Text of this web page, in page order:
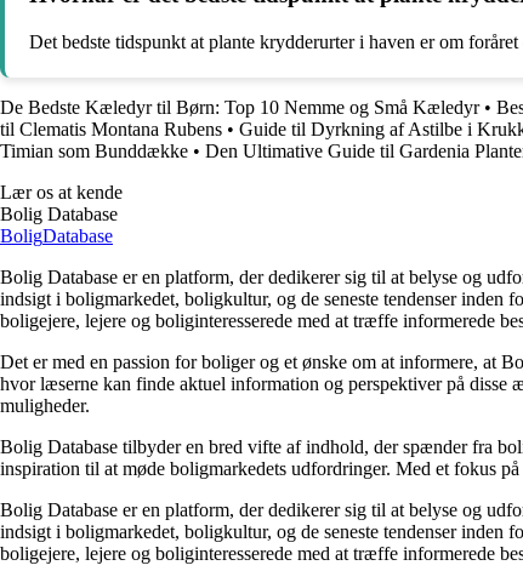
Det bedste tidspunkt at plante krydderurter i haven er om
De Bedste Kæledyr til Børn: Top 10 Nemme og Små Kæledyr•
til Clematis Montana Rubens • Guide til Dyrkning af Astilbe i
Timian som Bunddække • Den Ultimative Guide til Gardenia
Lær os at kende
Bolig Database
BoligDatabase
Bolig Database er en platform, der dedikerer sig til at belyse og
indsigt i boligmarkedet, boligkultur, og de seneste tendenser
boligejere, lejere og boliginteresserede med at træffe informerede
Det er med en passion for boliger og et ønske om at informere, at
hvor læserne kan finde aktuel information og perspektiver på disse
muligheder.
Bolig Database tilbyder en bred vifte af indhold, der spænder fra
inspiration til at møde boligmarkedets udfordringer. Med et fokus
Bolig Database er en platform, der dedikerer sig til at belyse og
indsigt i boligmarkedet, boligkultur, og de seneste tendenser
boligejere, lejere og boliginteresserede med at træffe informerede